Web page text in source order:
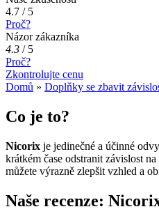
4.7 / 5
Proč?
Názor zákazníka
4.3 / 5
Proč?
Zkontrolujte cenu
Domů » Doplňky se zbavit
Co je to?
Nicorix je jedinečné a účinné
krátkém čase odstranit závislost
můžete výrazně zlepšit vzhled a
Naše recenze: